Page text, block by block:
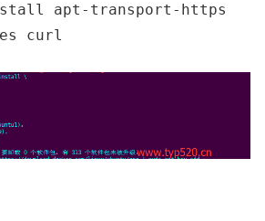
apt-transport-https
curl